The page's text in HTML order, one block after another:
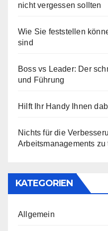
nicht vergessen sollten
Wie Sie feststellen
sind
Boss vs Leader: Der
und Führung
Hilft Ihr Handy Ihnen
Nichts für die
Arbeitsmanagements
KATEGORIEN
Allgemein